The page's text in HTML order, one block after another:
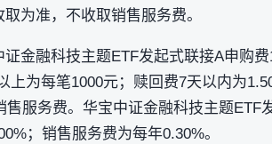
为准，不收取销售服务费。
金融科技主题ETF发起式联接A申购
上为每笔1000元；赎回费7天以内为
售服务费。华宝中证金融科技主题
；销售服务费为每年0.30%。